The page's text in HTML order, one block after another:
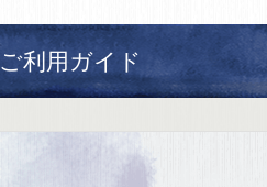
ご利用ガイド